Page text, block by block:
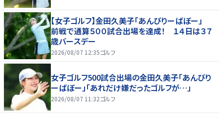
【女子ゴルフ】金田久美子「あんびりーばぼー」
前戦で通算５００試合出場を達成！ １４日は３７
歳バースデー
2026/08/07 12:35ゴルフ
女子ゴルフ500試合出場の金田久美子「あんびり
ーばぼー」「あれだけ嫌だったゴルフが…」
2026/08/07 11:32ゴルフ